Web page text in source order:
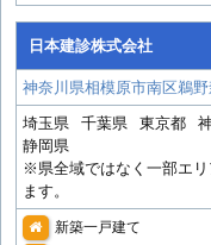
日本建診株式会社
神奈川県相模原市南区鵜野
埼玉県
千葉県 東京都
静岡県
※県全域ではなく一部エリ
ます。
新築一戸建て